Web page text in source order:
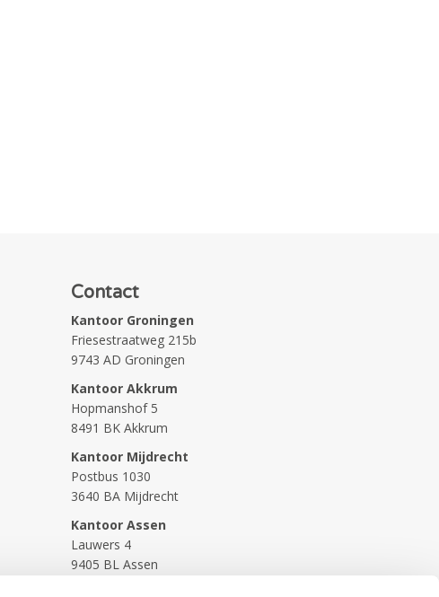
Contact
Kantoor Groningen
Friesestraatweg 215b
9743 AD Groningen
Kantoor Akkrum
Hopmanshof 5
8491 BK Akkrum
Kantoor Mijdrecht
Postbus 1030
3640 BA Mijdrecht
Kantoor Assen
Lauwers 4
9405 BL Assen